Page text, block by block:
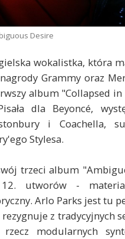
Desire
wokalistka, która
Grammy oraz
album "Collapsed in
dla Beyoncé,
i Coachella,
Stylesa.
swój trzeci album
utworów -
Arlo Parks jest tu
z tradycyjnych
rzecz modularnych